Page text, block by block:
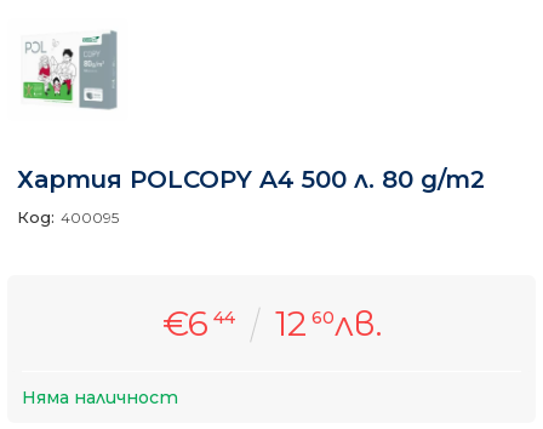
Хартия POLCOPY A4 500 л. 80 g/m2
Код: 400095
€6 44 12 60лв.
Няма наличност